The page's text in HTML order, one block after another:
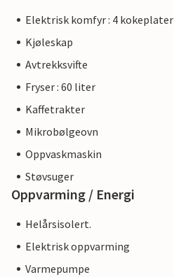
Elektrisk komfyr : 4 kokeplater
Kjøleskap
Avtrekksvifte
Fryser : 60 liter
Kaffetrakter
Mikrobølgeovn
Oppvaskmaskin
Støvsuger
Oppvarming / Energi
Helårsisolert.
Elektrisk oppvarming
Varmepumpe